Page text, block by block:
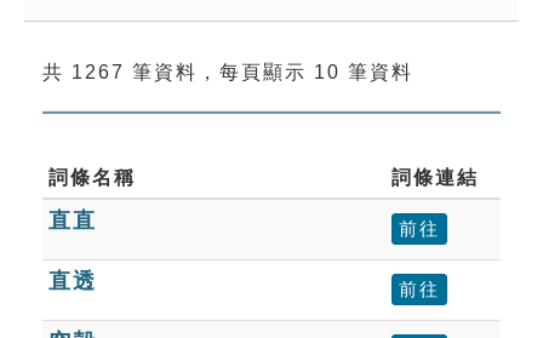
成語故事
索引選單
單字索引
生命大百科索引
遊戲專區
共 1267 筆資料，每頁顯示 10 筆資料
詞條名稱 詞條連結
直直 前往
直透 前往